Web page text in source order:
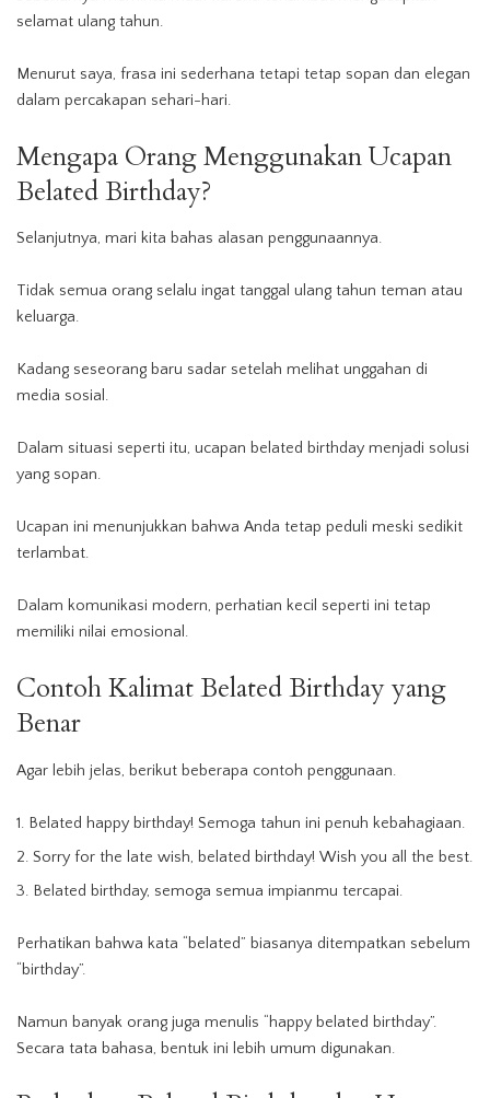
selamat ulang tahun.
Menurut saya, frasa ini sederhana tetapi tetap sopan dan elegan
dalam percakapan sehari-hari.
Mengapa Orang MenggunakanUcapan
Belated Birthday?
Selanjutnya, mari kita bahas alasan penggunaannya.
Tidak semua orang selalu ingat tanggal ulang tahun teman atau
keluarga.
Kadang seseorang baru sadar setelah melihat unggahan di
media sosial.
Dalam situasi seperti itu, ucapan belated birthday menjadi solusi
yang sopan.
Ucapan ini menunjukkan bahwa Anda tetap peduli meski sedikit
terlambat.
Dalam komunikasi modern, perhatian kecil seperti ini tetap
memiliki nilai emosional.
Contoh Kalimat Belated Birthday yang
Benar
Agar lebih jelas, berikut beberapa contoh penggunaan.
Belated happy birthday! Semoga tahun ini penuh kebahagiaan.
Sorry for the late wish, belated birthday! Wish you all the best.
Belated birthday, semoga semua impianmu tercapai.
Perhatikan bahwa kata “belated” biasanya ditempatkan sebelum
“birthday”.
Namun banyak orang juga menulis “happy belated birthday”.
Secara tata bahasa, bentuk ini lebih umum digunakan.